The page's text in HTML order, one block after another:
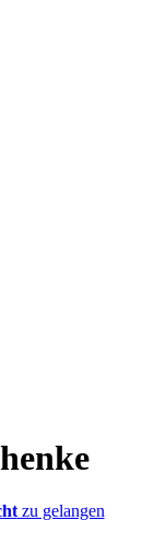
zu gelangen